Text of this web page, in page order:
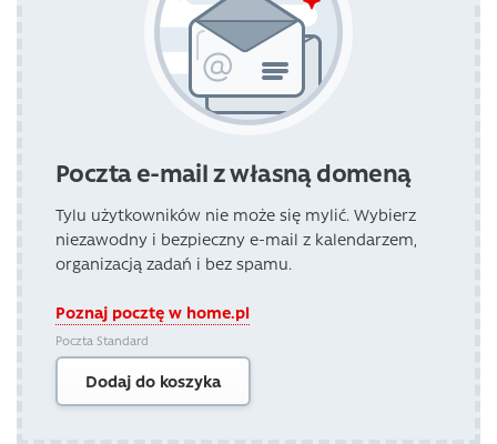
Poczta e-mail z własną domeną
Tylu użytkowników nie może się mylić. Wybierz
niezawodny i bezpieczny e-mail z kalendarzem,
organizacją zadań i bez spamu.
Poznaj pocztę w home.pl
Poczta Standard
Dodaj do koszyka